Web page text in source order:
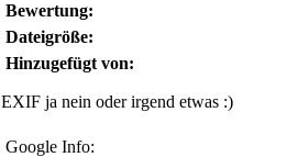
Bewertung:
Dateigröße:
Hinzugefügt von:
EXIF ja nein oder irgend etwas :)
Google Info: